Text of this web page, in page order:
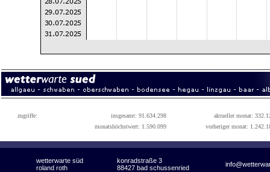
zugriffe: insgesamt: 91.634.298
aktueller monat:
monatshöchstwert: 1.590.099
vorheriger monat:
wetterwarte süd konradstraße 3
roland roth 88427 bad schussenried